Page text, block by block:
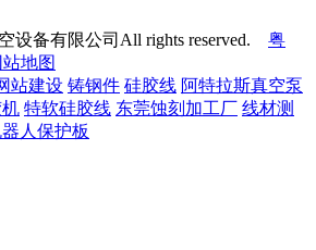
设备有限公司All rights reserved. 粤
站地图
站建设 铸钢件 硅胶线 阿特拉斯真空泵
特软硅胶线 东莞蚀刻加工厂 线材测
人保护板